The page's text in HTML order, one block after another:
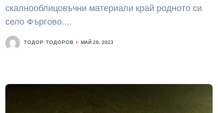
скалнооблицовъчни материали край родното си
село Фъргово....
ТОДОР ТОДОРОВ МАЙ 29, 2023